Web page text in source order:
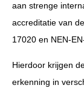
aan strenge
accreditatie van de
17020 en NEN-
Hierdoor krijgen
erkenning in